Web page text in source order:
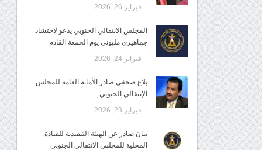
فبراير 26, 2026
المجلس الانتقالي الجنوبي يدعو لاحتشاد
جماهيري مليوني يوم الجمعة القادم
فبراير 24, 2026
بلاغ صحفي صادر الأمانة العامة للمجلس
الإنتقالي الجنوبي
فبراير 23, 2026
بيان صادر عن الهيئة التنفيذية للقيادة
المحلية للمجلس الانتقالي الجنوبي